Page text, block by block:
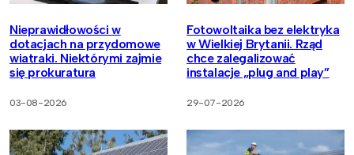
Nieprawidłowości w
dotacjach na przydomowe
wiatraki. Niektórymi zajmie
się prokuratura
03-08-2026
Fotowoltaika bez elektryka
w Wielkiej Brytanii. Rząd
chce zalegalizować
instalacje „plug and play”
29-07-2026